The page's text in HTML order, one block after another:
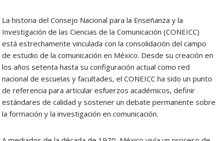
La historia del Consejo Nacional para la Enseñanza y la
Investigación de las Ciencias de la Comunicación (CONEICC)
está estrechamente vinculada con la consolidación del campo
de estudio de la comunicación en México. Desde su creación en
los años setenta hasta su configuración actual como red
nacional de escuelas y facultades, el CONEICC ha sido un punto
de referencia para articular esfuerzos académicos, definir
estándares de calidad y sostener un debate permanente sobre
la formación y la investigación en comunicación.